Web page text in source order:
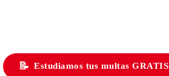
📝 Estudiamos tus multas GRATIS